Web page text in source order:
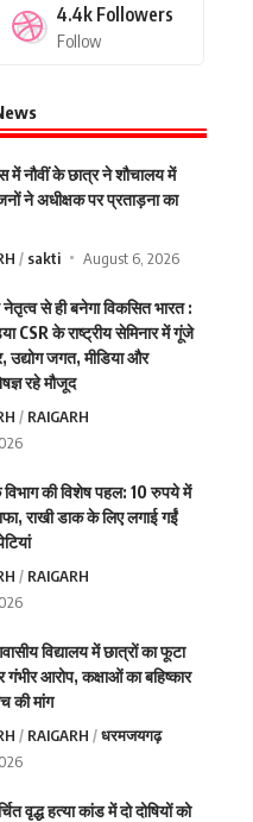
4.4k Followers
Follow
में नौवीं के छात्र ने शौचालय में
ने अधीक्षक पर प्रताड़ना का
sakti August 6, 2026
से ही बनेगा विकसित भारत :
CSR के राष्ट्रीय सेमिनार में गूंजे
उद्योग जगत, मीडिया और
रहे मौजूद
RAIGARH
विभाग की विशेष पहल: 10 रुपये में
राखी डाक के लिए लगाई गईं
RAIGARH
विद्यालय में छात्रों का फूटा
गंभीर आरोप, कक्षाओं का बहिष्कार
की मांग
RAIGARH
धरमजयगढ़
वृद्ध हत्या कांड में दो दोषियों को